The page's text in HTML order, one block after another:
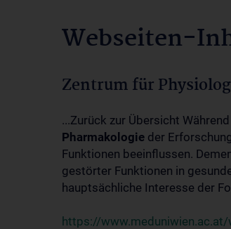
Webseiten-
Zentrum für
...Zurück zur Übersicht
Pharmakologie der
Funktionen beeinflussen.
gestörter Funktionen in
hauptsächliche Interesse der
https://